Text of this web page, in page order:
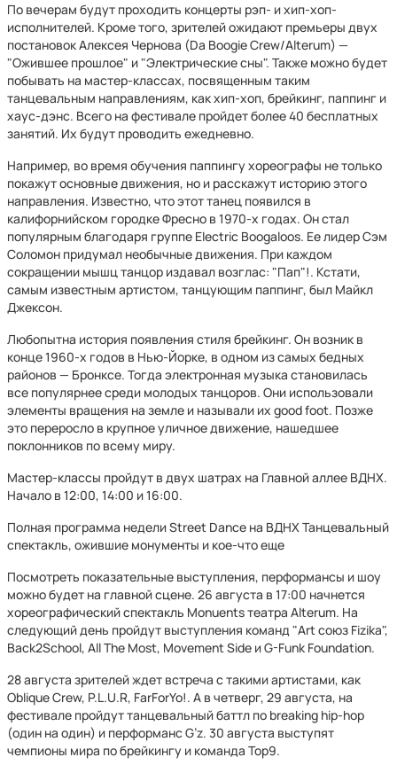
По вечерам будут проходить концерты рэп- и хип-хоп-
исполнителей. Кроме того, зрителей ожидают премьеры двух
постановок Алексея Чернова (Da Boogie Crew/Alterum) —
"Ожившее прошлое" и "Электрические сны". Также можно будет
побывать на мастер-классах, посвященным таким
танцевальным направлениям, как хип-хоп, брейкинг, паппинг и
хаус-дэнс. Всего на фестивале пройдет более 40 бесплатных
занятий. Их будут проводить ежедневно.
Например, во время обучения паппингу хореографы не только
покажут основные движения, но и расскажут историю этого
направления. Известно, что этот танец появился в
калифорнийском городке Фресно в 1970-х годах. Он стал
популярным благодаря группе Electric Boogaloos. Ее лидер Сэм
Соломон придумал необычные движения. При каждом
сокращении мышц танцор издавал возглас: "Пап"!. Кстати,
самым известным артистом, танцующим паппинг, был Майкл
Джексон.
Любопытна история появления стиля брейкинг. Он возник в
конце 1960-х годов в Нью-Йорке, в одном из самых бедных
районов — Бронксе. Тогда электронная музыка становилась
все популярнее среди молодых танцоров. Они использовали
элементы вращения на земле и называли их good foot. Позже
это переросло в крупное уличное движение, нашедшее
поклонников по всему миру.
Мастер-классы пройдут в двух шатрах на Главной аллее ВДНХ.
Начало в 12:00, 14:00 и 16:00.
Полная программа недели Street Dance на ВДНХ Танцевальный
спектакль, ожившие монументы и кое-что еще
Посмотреть показательные выступления, перформансы и шоу
можно будет на главной сцене. 26 августа в 17:00 начнется
хореографический спектакль Monuents театра Alterum. На
следующий день пройдут выступления команд "Art союз Fizika",
Back2School, All The Most, Movement Side и G-Funk Foundation.
28 августа зрителей ждет встреча с такими артистами, как
Oblique Crew, P.L.U.R, FarForYo!. А в четверг, 29 августа, на
фестивале пройдут танцевальный баттл по breaking hip-hop
(один на один) и перформанс G’z. 30 августа выступят
чемпионы мира по брейкингу и команда Top9.